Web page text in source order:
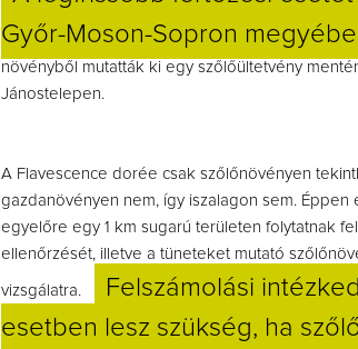
Győr-Moson-Sopron
növényből mutatták ki egy szőlőültetvény
Jánostelepen.
A Flavescence dorée csak szőlőnövényen
gazdanövényen nem, így iszalagon sem.
egyelőre egy 1 km sugarú területen folytatnak
ellenőrzését, illetve a tüneteket mutató
vizsgálatra.
Felszámolási
esetben lesz szükség, ha